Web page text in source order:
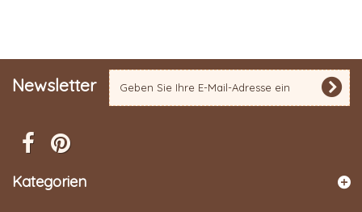
Newsletter
Kategorien